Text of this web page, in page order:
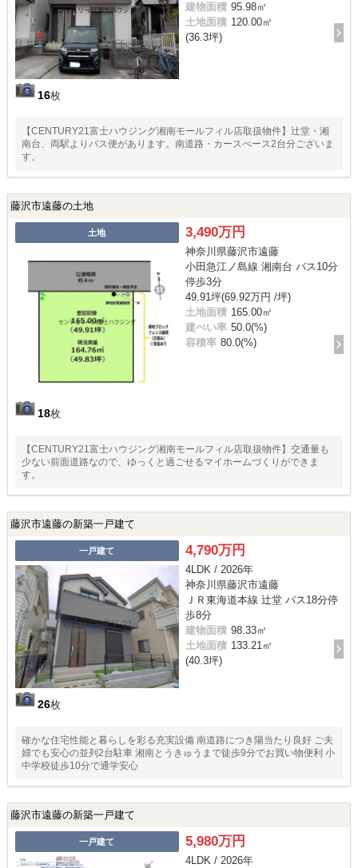
16枚
建物面積 95.98㎡
土地面積 120.00㎡
(36.3坪)
【CENTURY21富士ハウジング湘南モールフィル店取扱物件】辻堂・湘
南台、両駅よりバス便があります。南道路・カースぺース2台分ございま
す。
藤沢市遠藤の土地
土地
18枚
3,490万円
神奈川県藤沢市遠藤
小田急江ノ島線 湘南台 バス10分
停歩3分
49.91坪(69.92万円 /坪)
土地面積 165.00㎡
建ぺい率 50.0(%)
容積率 80.0(%)
【CENTURY21富士ハウジング湘南モールフィル店取扱物件】交通量も
少ない前面道路なので、ゆっくと過ごせるマイホームづくりができま
す。
藤沢市遠藤の新築一戸建て
一戸建て
26枚
4,790万円
4LDK / 2026年
神奈川県藤沢市遠藤
ＪＲ東海道本線 辻堂 バス18分停
歩8分
建物面積 98.33㎡
土地面積 133.21㎡
(40.3坪)
確かな住宅性能と暮らしを彩る充実設備 南道路につき陽当たり良好 ご夫
婦でも安心の並列2台駐車 湘南とうきゅうまで徒歩9分でお買い物便利 小
中学校徒歩10分で通学安心
藤沢市遠藤の新築一戸建て
一戸建て 5,980万円
4LDK / 2026年